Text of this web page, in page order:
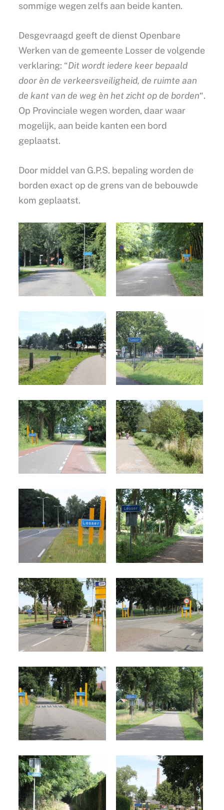
sommige wegen zelfs aan beide kanten.
Desgevraagd geeft de dienst Openbare
Werken van de gemeente Losser de volgende
verklaring: “Dit wordt iedere keer bepaald
door èn de verkeersveiligheid, de ruimte aan
de kant van de weg èn het zicht op de borden“.
Op Provinciale wegen worden, daar waar
mogelijk, aan beide kanten een bord
geplaatst.
Door middel van G.P.S. bepaling worden de
borden exact op de grens van de bebouwde
kom geplaatst.